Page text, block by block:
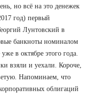
но всё на это денежек
год) первый
Лунтовский в
банкноты номиналом
в октябре этого года.
взяли и уехали. Короче,
Напоминаем, что
облигаций